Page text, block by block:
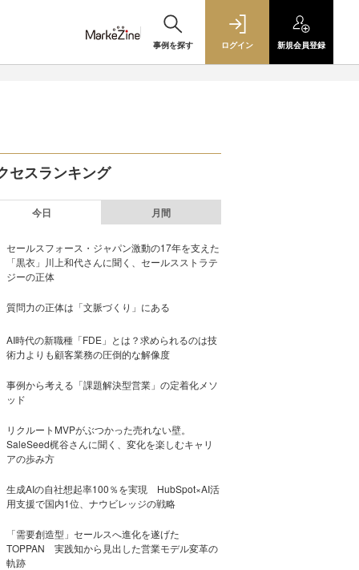
事例を探す ログイン 新規会員登録
セスランキング
今日 月間
セールスフォース・ジャパン激動の17年を支えた
「黒衣」川上和代さんに聞く、セールスストラテ
ジーの正体
質問力の正体は「文脈づくり」にある
AI時代の新職種「FDE」とは？求められるのは技
術力よりも顧客業務の圧倒的な解像度
事例から考える「課題解決型営業」の定着化メソ
ッド
リクルートMVPがぶつかった売れない壁。
SaleSeed梶谷さんに聞く、変化を楽しむキャリ
アの歩み方
生成AIの自社想起率100％を実現 HubSpot×AI活
用支援で国内1位、ナウビレッジの戦略
「需要創造型」セールスへ進化を遂げた
TOPPAN 実践知から見出した営業モデル変革の
軌跡